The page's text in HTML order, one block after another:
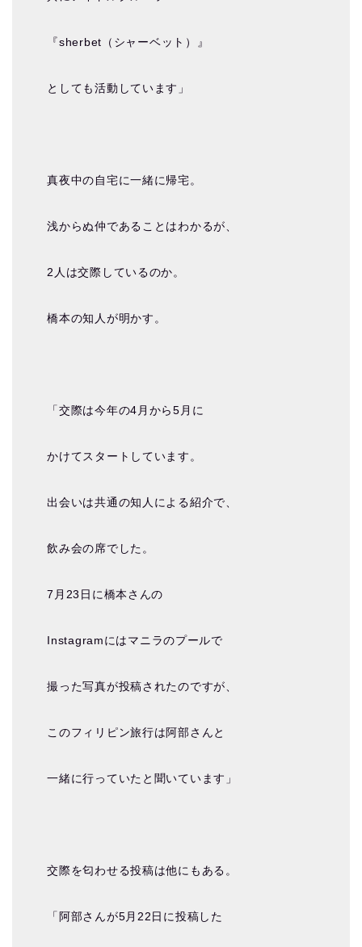
『sherbet（シャーベット）』
としても活動しています」
真夜中の自宅に一緒に帰宅。
浅からぬ仲であることはわかるが、
2人は交際しているのか。
橋本の知人が明かす。
「交際は今年の4月から5月に
かけてスタートしています。
出会いは共通の知人による紹介で、
飲み会の席でした。
7月23日に橋本さんの
Instagramにはマニラのプールで
撮った写真が投稿されたのですが、
このフィリピン旅行は阿部さんと
一緒に行っていたと聞いています」
交際を匂わせる投稿は他にもある。
「阿部さんが5月22日に投稿した